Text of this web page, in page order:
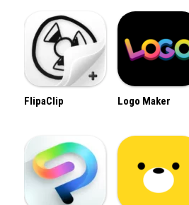
FlipaClip Logo Maker